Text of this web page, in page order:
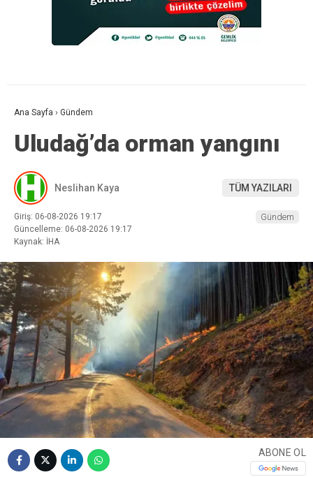
Ana Sayfa › Gündem
Uludağ’da orman yangını
Neslihan Kaya TÜM YAZILARI
Giriş: 06-08-2026 19:17
Güncelleme: 06-08-2026 19:17
Kaynak: İHA
Gündem
ABONE OL